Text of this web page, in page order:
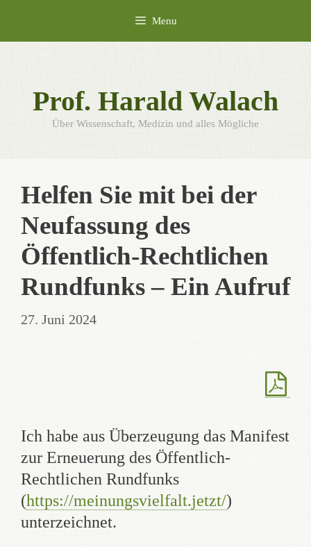
content
Menu
Prof. Harald Walach
Über Wissenschaft, Medizin und alles Mögliche
Helfen Sie mit bei der
Neufassung des
Öffentlich-Rechtlichen
Rundfunks – Ein Aufruf
27. Juni 2024
Ich habe aus Überzeugung das Manifest
zur Erneuerung des Öffentlich-
Rechtlichen Rundfunks
(https://meinungsvielfalt.jetzt/)
unterzeichnet.